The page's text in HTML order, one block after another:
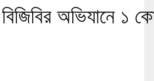
বিজিবির অভিযানে ১